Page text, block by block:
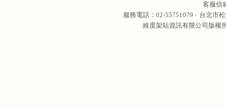
客服信
服務電話：02-55751079 ‧ 台北市
維度架站資訊有限公司版權